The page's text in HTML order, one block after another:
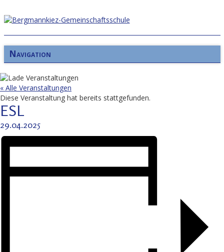
Navigation
« Alle Veranstaltungen
Diese Veranstaltung hat bereits stattgefunden.
ESL
29.04.2025